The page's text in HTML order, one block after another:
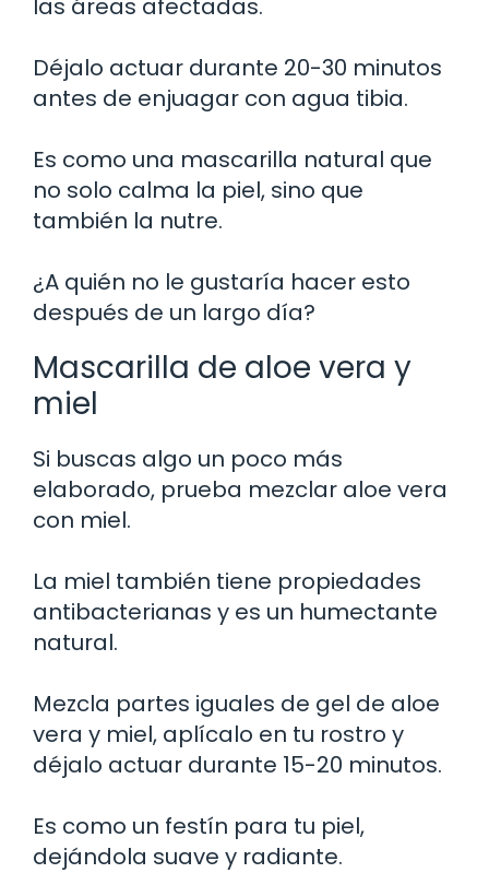
las áreas afectadas.
Déjalo actuar durante 20-30 minutos
antes de enjuagar con agua tibia.
Es como una mascarilla natural que
no solo calma la piel, sino que
también la nutre.
¿A quién no le gustaría hacer esto
después de un largo día?
Mascarilla de aloe vera y
miel
Si buscas algo un poco más
elaborado, prueba mezclar aloe vera
con miel.
La miel también tiene propiedades
antibacterianas y es un humectante
natural.
Mezcla partes iguales de gel de aloe
vera y miel, aplícalo en tu rostro y
déjalo actuar durante 15-20 minutos.
Es como un festín para tu piel,
dejándola suave y radiante.